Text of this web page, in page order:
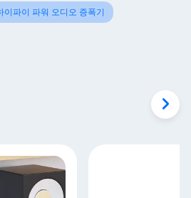
이파이 파워 오디오 증폭기